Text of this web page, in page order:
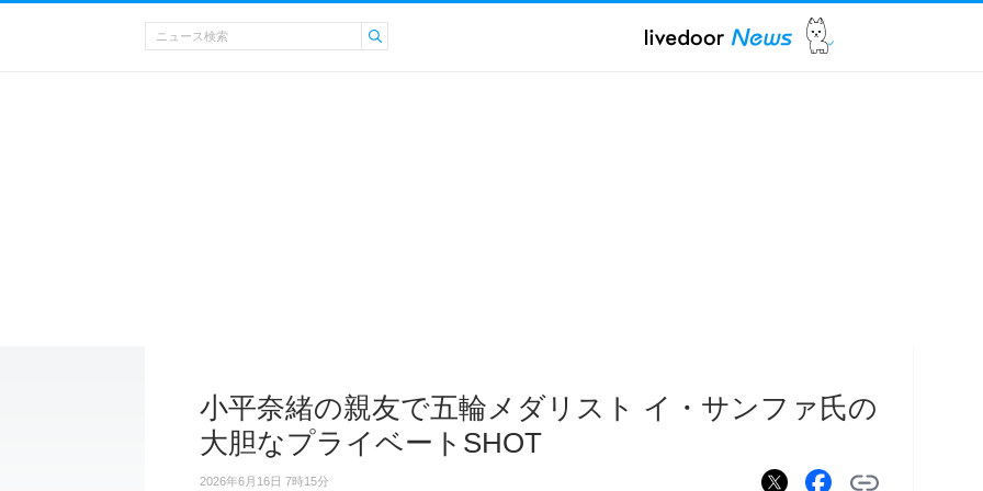
小平奈緒の親友で五輪メダリスト イ・サンファ氏の
大胆なプライベートSHOT
2026年6月16日 7時15分